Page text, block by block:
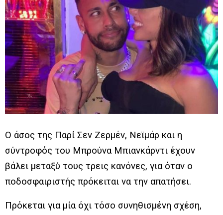
Ο άσος της Παρί Σεν Ζερμέν, Νεϊμάρ και η
σύντροφός του Μπρούνα Μπιανκάρντι έχουν
βάλει μεταξύ τους τρεις κανόνες, για όταν ο
ποδοσφαιριστής πρόκειται να την απατήσει.
Πρόκεται για μία όχι τόσο συνηθισμένη σχέση,